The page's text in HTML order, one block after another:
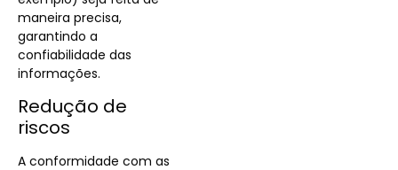
maneira precisa,
garantindo a
confiabilidade das
informações.
Redução de
riscos
A conformidade com as